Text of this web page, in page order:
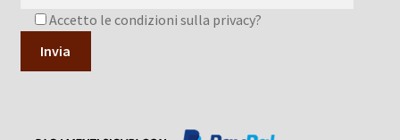
Accetto le condizioni sulla privacy?